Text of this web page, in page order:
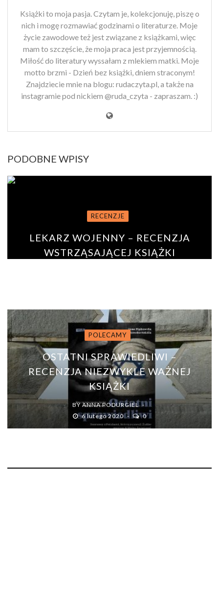
Książki to moja pasja. Czytam je, kolekcjonuję, piszę o
nich i mogę rozmawiać godzinami o literaturze. Moje
życie zawodowe też jest związane z książkami, więc
mam to szczęście, że moja praca jest przyjemnością.
Miłość do literatury wyssałam z mlekiem matki. Moje
motto brzmi - Dzień bez książki, dniem straconym!
Znajdziecie mnie na blogu: rudaczyta.pl, a także na
instagramie pod nickiem @ruda_czyta - zapraszam. :)
PODOBNE WPISY
RECENZJE
LEKARZ WOJENNY – RECENZJA
WSTRZĄSAJĄCEJ KSIĄŻKI
POLECAMY
OSTATNI SPRAWIEDLIWI –
RECENZJA NIEZWYKLE WAŻNEJ
KSIĄŻKI
BYANNA PODURGIEL
6 lutego 2020
0